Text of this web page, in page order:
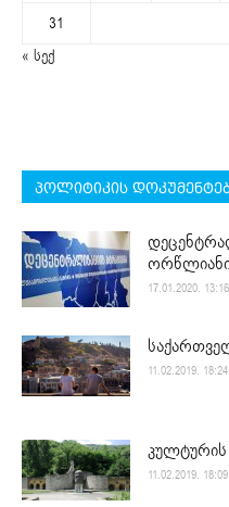
31
« სექ
პოლიტიკის
17.01.2020. 13:16
11.02.2019. 18:24
კულტურის
11.02.2019. 18:09